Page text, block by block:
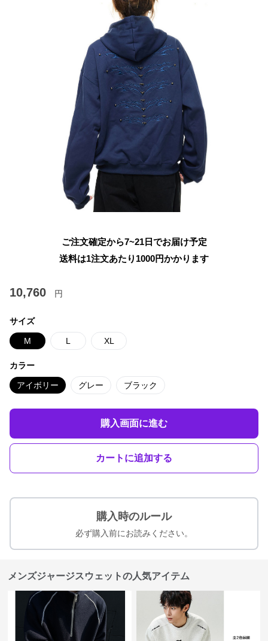
ご注文確定から7~21日でお届け予定
送料は1注文あたり 1000円かかります
10,760 円
サイズ
M L XL
カラー
アイボリー グレー ブラック
購入画面に進む
カートに追加する
購入時のルール
必ず購入前にお読みください。
メンズジャージスウェットの人気アイテム